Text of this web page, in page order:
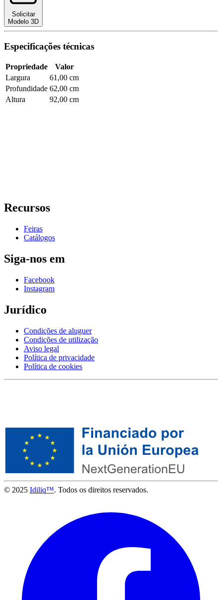
Solicitar
Modelo 3D
Especificações técnicas
Propriedade
Valor
Largura
61,00 cm
Profundidade 62,00 cm
Altura
92,00 cm
Recursos
Feiras
Catálogos
Siga-nos em
Facebook
Instagram
Jurídico
Condições de aluguer
Condições de utilização
Aviso legal
Política de privacidade
Política de cookies
© 2025 Idiliq™. Todos os direitos reservados.